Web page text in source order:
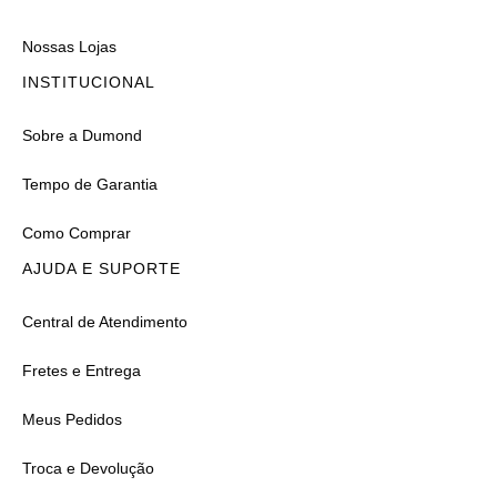
Nossas Lojas
INSTITUCIONAL
Sobre a Dumond
Tempo de Garantia
Como Comprar
AJUDA E SUPORTE
Central de Atendimento
Fretes e Entrega
Meus Pedidos
Troca e Devolução